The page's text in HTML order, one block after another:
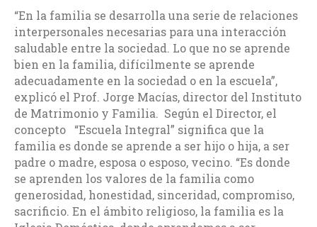
“En la familia se desarrolla una serie de relaciones
interpersonales necesarias para una interacción
saludable entre la sociedad. Lo que no se aprende
bien en la familia, difícilmente se aprende
adecuadamente en la sociedad o en la escuela”,
explicó el Prof. Jorge Macías, director del Instituto
de Matrimonio y Familia. Según el Director, el
concepto “Escuela Integral” significa que la
familia es donde se aprende a ser hijo o hija, a ser
padre o madre, esposa o esposo, vecino. “Es donde
se aprenden los valores de la familia como
generosidad, honestidad, sinceridad, compromiso,
sacrificio. En el ámbito religioso, la familia es la